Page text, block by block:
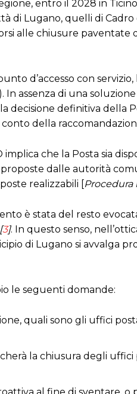
entro il 2028 in
di Lugano, quelli di Cadro
alle chiusure paventate
d’accesso con
In assenza di una
decisione definitiva della
della
implica che la Posta sia
dalle autorità
realizzabili [
Procedura
è stata del resto
[3]. In questo senso,
di Lugano si avvalga
le seguenti domande:
quali sono gli uffici
la chiusura degli